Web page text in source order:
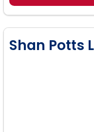
Shan Potts